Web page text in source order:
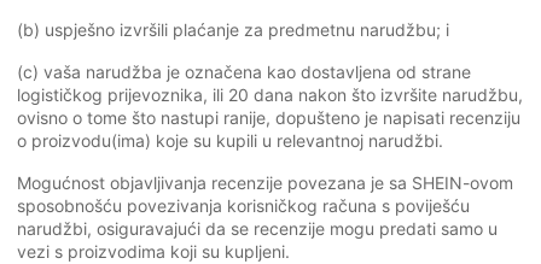
(b) uspješno izvršili plaćanje za predmetnu narudžbu; i
(c) vaša narudžba je označena kao dostavljena od strane
logističkog prijevoznika, ili 20 dana nakon što izvršite narudžbu,
ovisno o tome što nastupi ranije, dopušteno je napisati recenziju
o proizvodu(ima) koje su kupili u relevantnoj narudžbi.
Mogućnost objavljivanja recenzije povezana je sa SHEIN-ovom
sposobnošću povezivanja korisničkog računa s poviješću
narudžbi, osiguravajući da se recenzije mogu predati samo u
vezi s proizvodima koji su kupljeni.